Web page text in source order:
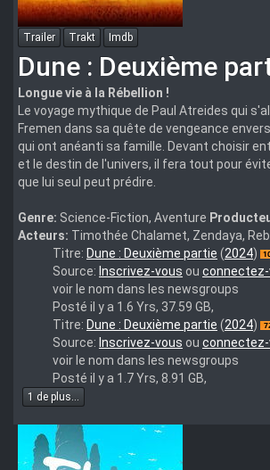
Trailer Trakt Imdb
Dune : Deuxième
Longue vie à la Rébellion !
Le voyage mythique de Paul Atreides qui
Fremen dans sa quête de vengeance
qui ont anéanti sa famille. Devant choisir
et le destin de l'univers, il fera tout pour
que lui seul peut prédire.
Genre: Science-Fiction, Aventure
Acteurs: Timothée Chalamet, Zendaya,
Dune.Part.Two.2024.1080p.BluRay.x264
Titre: Dune : Deuxième partie (2024)
Source: Inscrivez-vous ou
voir le nom dans les newsgroups
Posté il y a 1.6 Yrs, 37.59 GB,
720p
x264-
ROEN
Titre: Dune : Deuxième partie (2024)
Source: Inscrivez-vous ou
voir le nom dans les newsgroups
Posté il y a 1.7 Yrs, 8.91 GB,
1 de plus...